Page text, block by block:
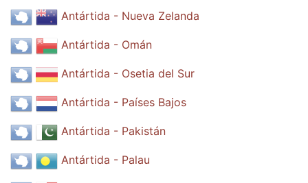
Antártida - Nueva Zelanda
Antártida - Omán
Antártida - Osetia del Sur
Antártida - Países Bajos
Antártida - Pakistán
Antártida - Palau